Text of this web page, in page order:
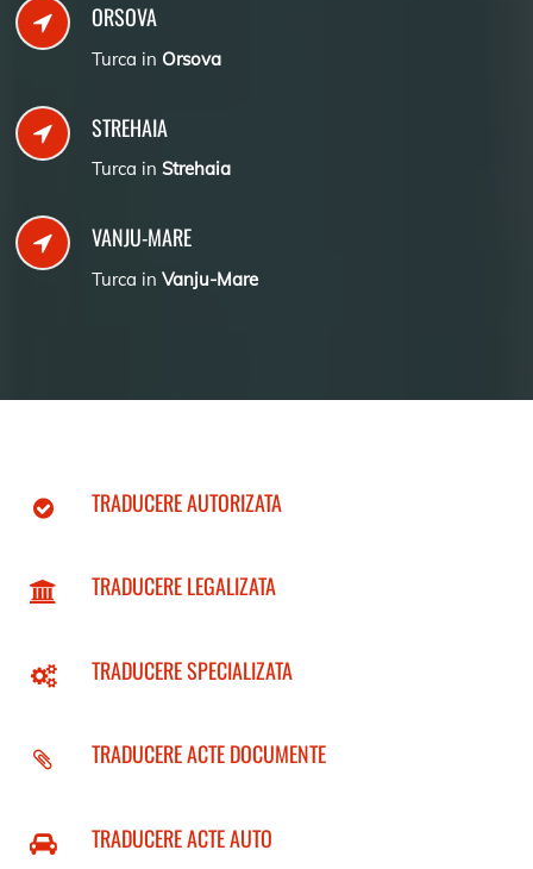
ORSOVA
Turca in Orsova
STREHAIA
Turca in Strehaia
VANJU-MARE
Turca in Vanju-Mare
TRADUCERE AUTORIZATA
TRADUCERE LEGALIZATA
TRADUCERE SPECIALIZATA
TRADUCERE ACTE DOCUMENTE
TRADUCERE ACTE AUTO